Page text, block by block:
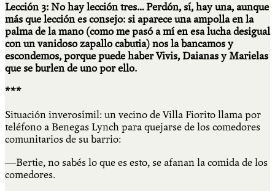
Lección 3: No hay lección tres… Perdón, sí, hay una, aunque
más que lección es consejo: si aparece una ampolla en la
palma de la mano (como me pasó a mí en esa lucha desigual
con un vanidoso zapallo cabutia) nos la bancamos y
escondemos, porque puede haber Vivis, Daianas y Marielas
que se burlen de uno por ello.
***
Situación inverosímil: un vecino de Villa Fiorito llama por
teléfono a Benegas Lynch para quejarse de los comedores
comunitarios de su barrio:
―Bertie, no sabés lo que es esto, se afanan la comida de los
comedores.